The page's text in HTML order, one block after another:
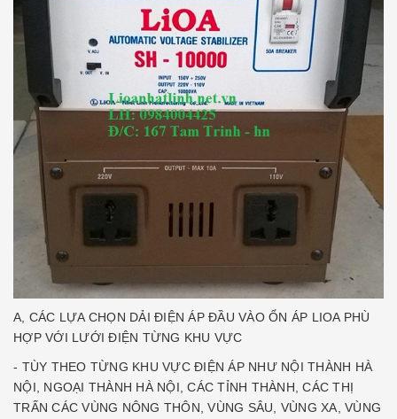
A, CÁC LỰA CHỌN DẢI ĐIỆN ÁP ĐẦU VÀO ỔN ÁP LIOA PHÙ
HỢP VỚI LƯỚI ĐIỆN TỪNG KHU VỰC
- TÙY THEO TỪNG KHU VỰC ĐIỆN ÁP NHƯ NỘI THÀNH HÀ
NỘI, NGOẠI THÀNH HÀ NỘI, CÁC TỈNH THÀNH, CÁC THỊ
TRẤN CÁC VÙNG NÔNG THÔN, VÙNG SÂU, VÙNG XA, VÙNG